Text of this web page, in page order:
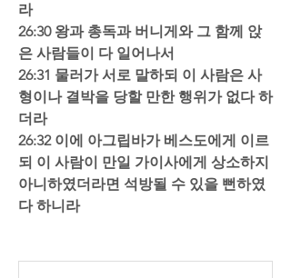
라
26:30 왕과 총독과 버니게와 그 함께 앉
은 사람들이 다 일어나서
26:31 물러가 서로 말하되 이 사람은 사
형이나 결박을 당할 만한 행위가 없다 하
더라
26:32 이에 아그립바가 베스도에게 이르
되 이 사람이 만일 가이사에게 상소하지
아니하였더라면 석방될 수 있을 뻔하였
다 하니라